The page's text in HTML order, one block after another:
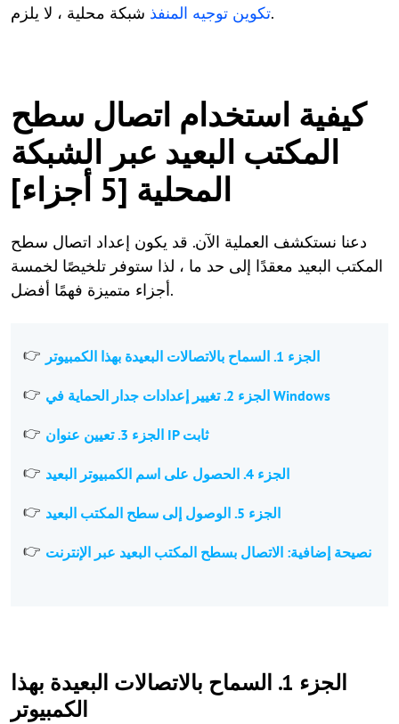
تكوين توجيه المنفذ.
كيفية استخدام اتصال سطح
المكتب البعيد عبر الشبكة
المحلية [5 أجزاء]
دعنا نستكشف العملية الآن. قد يكون إعداد اتصال سطح
المكتب البعيد معقدًا إلى حد ما ، لذا ستوفر تلخيصًا لخمسة
أجزاء متميزة فهمًا أفضل.
الجزء 1. السماح بالاتصالات البعيدة بهذا الكمبيوتر
الجزء 2. تغيير إعدادات جدار الحماية في Windows
الجزء 3. تعيين عنوان IP ثابت
الجزء 4. الحصول على اسم الكمبيوتر البعيد
الجزء 5. الوصول إلى سطح المكتب البعيد
نصيحة إضافية: الاتصال بسطح المكتب البعيد عبر الإنترنت
الجزء 1. السماح بالاتصالات البعيدة بهذا
الكمبيوتر